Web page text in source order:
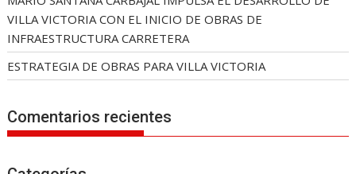
VILLA VICTORIA CON EL INICIO DE OBRAS DE
INFRAESTRUCTURA CARRETERA
ESTRATEGIA DE OBRAS PARA VILLA VICTORIA
Comentarios recientes